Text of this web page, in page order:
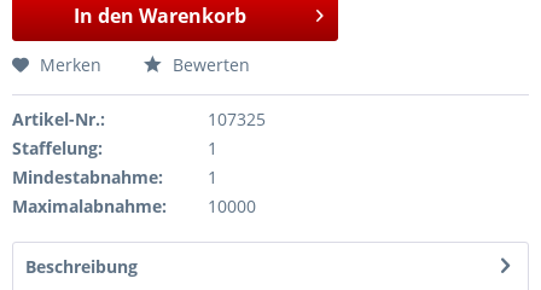
In den Warenkorb
Merken Bewerten
Artikel-Nr.:
107325
Staffelung:
1
Mindestabnahme:
1
Maximalabnahme:
10000
Beschreibung